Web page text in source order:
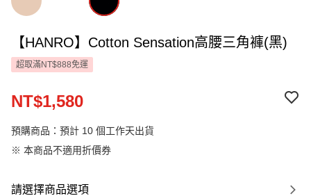
【HANRO】Cotton Sensation高腰三角褲(黑)
超取滿NT$888免運
NT$1,580
預購商品：預計 10 個工作天出貨
※ 本商品不適用折價券
請選擇商品選項